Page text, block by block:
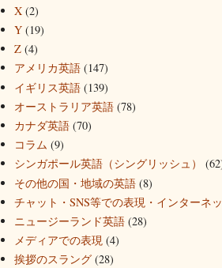
X (2)
Y (19)
Z (4)
アメリカ英語 (147)
イギリス英語 (139)
オーストラリア英語 (78)
カナダ英語 (70)
コラム (9)
シンガポール英語（シングリッシュ）
その他の国・地域の英語 (8)
チャット・SNS等での表現・インターネ
ニュージーランド英語 (28)
メディアでの表現 (4)
挨拶のスラング (28)